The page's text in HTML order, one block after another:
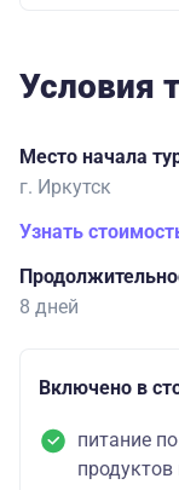
Условия
Место начала
г. Иркутск
Узнать
8 дней
Включено в
питание